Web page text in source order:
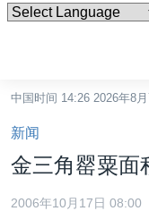
碍
链
接
跳
转
中国时间 14:26 2026年8
新闻
金三角罂粟面
2006年10月17日 08:00